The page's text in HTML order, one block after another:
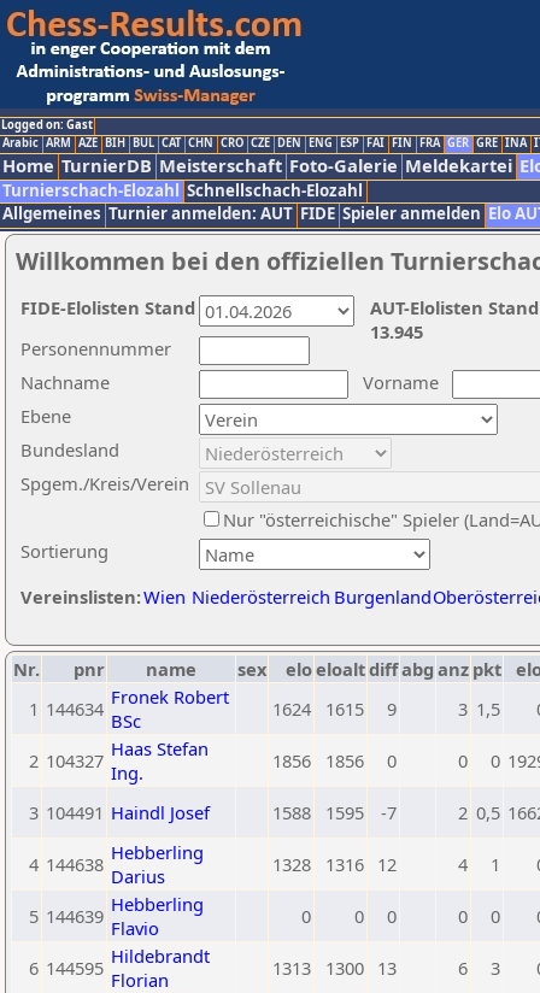
Logged on: Gast
Arabic ARM AZE BIH BUL CAT CHN CRO CZE DEN ENG ESP FAI FIN FRA GER GRE INA
Home TurnierDB Meisterschaft Foto-Galerie Meldekartei
Turnierschach-Elozahl Schnellschach-Elozahl
Allgemeines Turnier anmelden: AUT FIDE Spieler anmelden Elo
Willkommen bei den offiziellen
Nachname
Vorname
Ebene
Sortierung
Personennummer
Bundesland
Spgem./Kreis/Verein
Nur "österreichische" Spieler
Vereinslisten:Wien Niederösterreich Burgenland
AUT-Elolisten
13.945
FIDE-Elolisten Stand
Nr. pnr name sex eloeloaltdiffabg anz pkt
1 144634 Fronek Robert
BSc
1624 1615 9 3 1,5
2 104327 Haas Stefan
Ing.
1856 1856 0 0 0
3 104491 Haindl Josef 1588 1595 -7 2 0,5
4 144638 Hebberling
Darius
1328 1316 12 4 1
5 144639 Hebberling
Flavio
0 0 0 0 0
6 144595 Hildebrandt
Florian
1313 1300 13 6 3